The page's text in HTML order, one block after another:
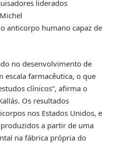
liderados
anticorpo humano capaz de
no desenvolvimento de
escala farmacêutica, o que
clínicos”, afirma o
Os resultados
nos Estados Unidos, e
a partir de uma
na fábrica própria do